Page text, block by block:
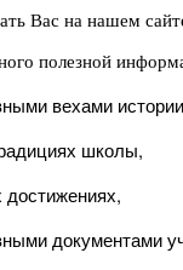
Вас на нашем
полезной
вехами
школы,
документами